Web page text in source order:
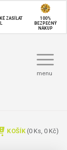
ZASÍLAT
100%
BEZPEČNÝ
NÁKUP
menu
KOŠÍK (0 Ks, 0 Kč)